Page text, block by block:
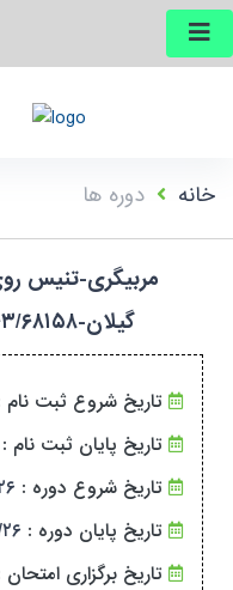
خانه دوره ها
مربیگری-تنیس
گیلان-۱۴۰۱۱۰۲۸۱۹۴۵۶۳/۶۸۱۵۸-مشترک
تاریخ شروع ثبت نام
تاریخ پایان ثبت نام :
تاریخ شروع دوره :
تاریخ پایان دوره :
تاریخ برگزاری امتحان